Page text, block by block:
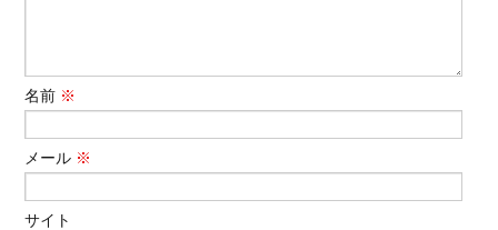
名前 ※
メール ※
サイト